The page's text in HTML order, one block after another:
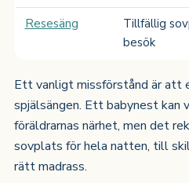
Resesäng
Tillfällig
besök
Ett vanligt missförstånd är att
spjälsängen. Ett babynest kan
föräldrarnas närhet, men det
sovplats för hela natten, till
rätt madrass.